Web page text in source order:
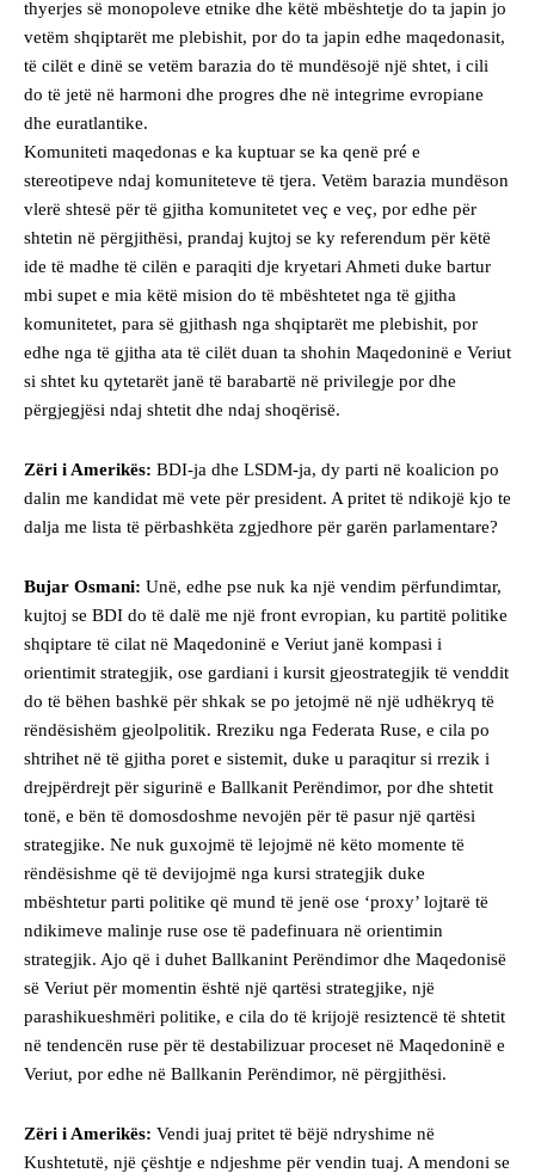
thyerjes së monopoleve etnike dhe këtë mbështetje do ta japin jo
vetëm shqiptarët me plebishit, por do ta japin edhe maqedonasit,
të cilët e dinë se vetëm barazia do të mundësojë një shtet, i cili
do të jetë në harmoni dhe progres dhe në integrime evropiane
dhe euratlantike.
Komuniteti maqedonas e ka kuptuar se ka qenë pré e
stereotipeve ndaj komuniteteve të tjera. Vetëm barazia mundëson
vlerë shtesë për të gjitha komunitetet veç e veç, por edhe për
shtetin në përgjithësi, prandaj kujtoj se ky referendum për këtë
ide të madhe të cilën e paraqiti dje kryetari Ahmeti duke bartur
mbi supet e mia këtë mision do të mbështetet nga të gjitha
komunitetet, para së gjithash nga shqiptarët me plebishit, por
edhe nga të gjitha ata të cilët duan ta shohin Maqedoninë e Veriut
si shtet ku qytetarët janë të barabartë në privilegje por dhe
përgjegjësi ndaj shtetit dhe ndaj shoqërisë.
Zëri i Amerikës: BDI-ja dhe LSDM-ja, dy parti në koalicion po
dalin me kandidat më vete për president. A pritet të ndikojë kjo te
dalja me lista të përbashkëta zgjedhore për garën parlamentare?
Bujar Osmani: Unë, edhe pse nuk ka një vendim përfundimtar,
kujtoj se BDI do të dalë me një front evropian, ku partitë politike
shqiptare të cilat në Maqedoninë e Veriut janë kompasi i
orientimit strategjik, ose gardiani i kursit gjeostrategjik të venddit
do të bëhen bashkë për shkak se po jetojmë në një udhëkryq të
rëndësishëm gjeolpolitik. Rreziku nga Federata Ruse, e cila po
shtrihet në të gjitha poret e sistemit, duke u paraqitur si rrezik i
drejpërdrejt për sigurinë e Ballkanit Perëndimor, por dhe shtetit
tonë, e bën të domosdoshme nevojën për të pasur një qartësi
strategjike. Ne nuk guxojmë të lejojmë në këto momente të
rëndësishme që të devijojmë nga kursi strategjik duke
mbështetur parti politike që mund të jenë ose ‘proxy’ lojtarë të
ndikimeve malinje ruse ose të padefinuara në orientimin
strategjik. Ajo që i duhet Ballkanint Perëndimor dhe Maqedonisë
së Veriut për momentin është një qartësi strategjike, një
parashikueshmëri politike, e cila do të krijojë resiztencë të shtetit
në tendencën ruse për të destabilizuar proceset në Maqedoninë e
Veriut, por edhe në Ballkanin Perëndimor, në përgjithësi.
Zëri i Amerikës: Vendi juaj pritet të bëjë ndryshime në
Kushtetutë, një çështje e ndjeshme për vendin tuaj. A mendoni se